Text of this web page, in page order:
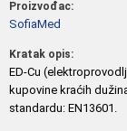
Proizvođac:
SofiaMed
Kratak opis:
ED-Cu
kupovine kraćih
standardu: EN13601.